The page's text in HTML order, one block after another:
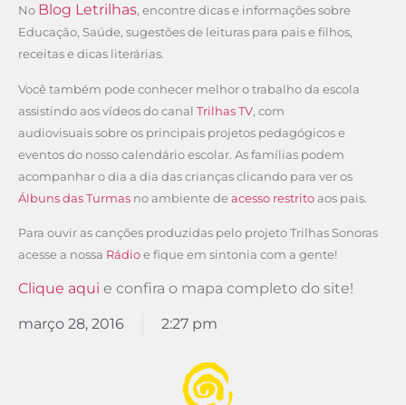
No Blog Letrilhas, encontre dicas e informações sobre
Educação, Saúde, sugestões de leituras para pais e filhos,
receitas e dicas literárias.
Você também pode conhecer melhor o trabalho da escola
assistindo aos vídeos do canal Trilhas TV, com
audiovisuais sobre os principais projetos pedagógicos e
eventos do nosso calendário escolar. As famílias podem
acompanhar o dia a dia das crianças clicando para ver os
Álbuns das Turmas no ambiente deacesso restritoaos pais.
Para ouvir as canções produzidas pelo projeto Trilhas Sonoras
acesse a nossa Rádioe fique em sintonia com a gente!
Clique aqui e confira o mapa completo do site!
março 28, 2016 2:27 pm